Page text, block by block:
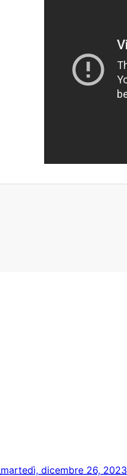
martedì, dicembre 26, 2023